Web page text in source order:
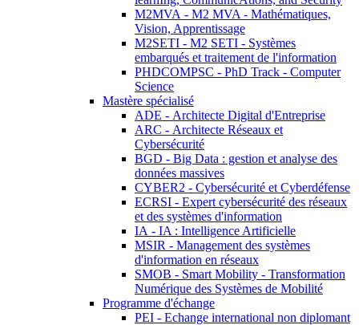
M2MVA - M2 MVA - Mathématiques,
Vision, Apprentissage
M2SETI - M2 SETI - Systèmes
embarqués et traitement de l'information
PHDCOMPSC - PhD Track - Computer
Science
Mastère spécialisé
ADE - Architecte Digital d'Entreprise
ARC - Architecte Réseaux et
Cybersécurité
BGD - Big Data : gestion et analyse des
données massives
CYBER2 - Cybersécurité et Cyberdéfense
ECRSI - Expert cybersécurité des réseaux
et des systèmes d'information
IA - IA : Intelligence Artificielle
MSIR - Management des systèmes
d'information en réseaux
SMOB - Smart Mobility - Transformation
Numérique des Systèmes de Mobilité
Programme d'échange
PEI - Echange international non diplomant